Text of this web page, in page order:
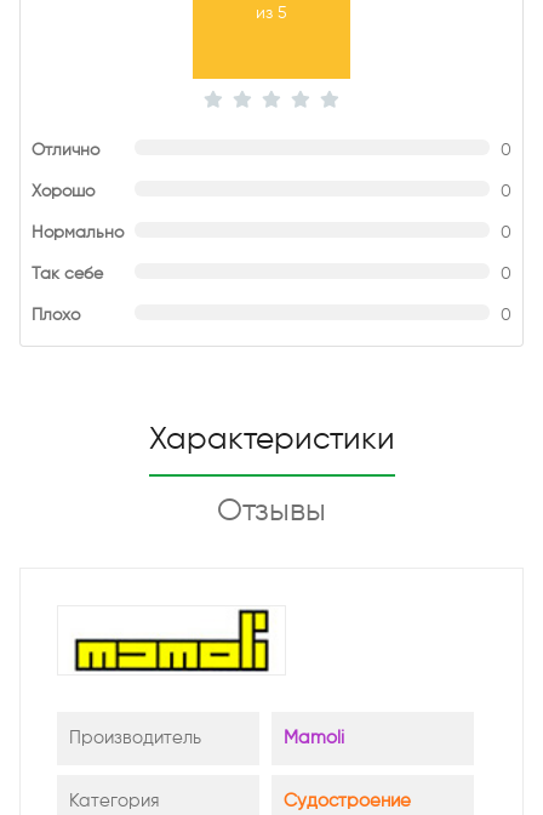
из 5
Отлично 0
Хорошо 0
Нормально 0
Так себе 0
Плохо 0
Характеристики
Отзывы
Производитель Mamoli
Категория Судостроение